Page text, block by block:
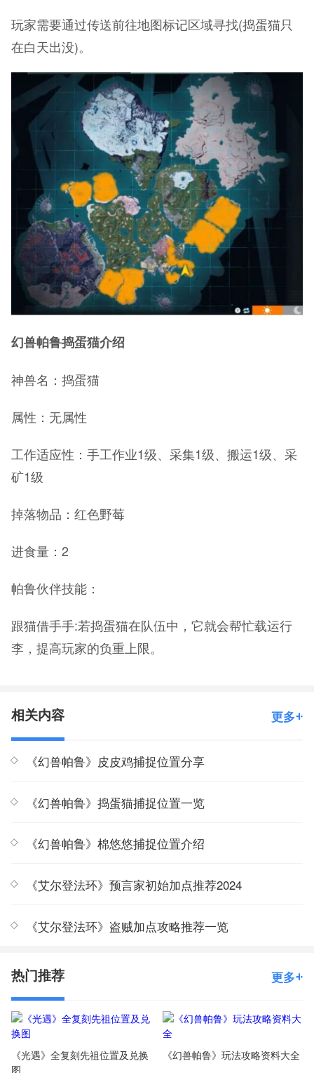
玩家需要通过传送前往地图标记区域寻找(捣蛋猫只
在白天出没)。
幻兽帕鲁捣蛋猫介绍
神兽名：捣蛋猫
属性：无属性
工作适应性：手工作业1级、采集1级、搬运1级、采
矿1级
掉落物品：红色野莓
进食量：2
帕鲁伙伴技能：
跟猫借手手:若捣蛋猫在队伍中，它就会帮忙载运行
李，提高玩家的负重上限。
相关内容 更多
《幻兽帕鲁》皮皮鸡捕捉位置分享
《幻兽帕鲁》捣蛋猫捕捉位置一览
《幻兽帕鲁》棉悠悠捕捉位置介绍
《艾尔登法环》预言家初始加点推荐2024
《艾尔登法环》盗贼加点攻略推荐一览
热门推荐 更多
《光遇》全复刻先祖位置及兑换
图
《幻兽帕鲁》玩法攻略资料大全